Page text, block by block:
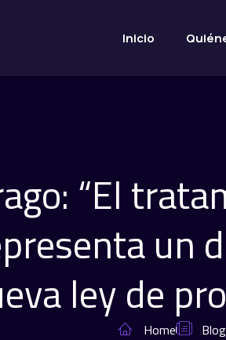
Inicio
“El
un
ley de
Home